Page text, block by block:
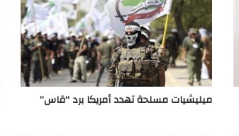
ميليشيات مسلحة تهدد أمريكا برد “قاس”